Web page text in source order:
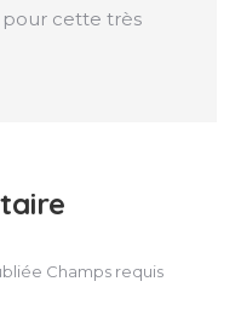
pour cette très
Champs requis